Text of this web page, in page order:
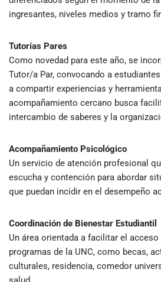
ingresantes, niveles medios y tramo
Tutorías Pares
Como novedad para este año, se
Tutor/a Par, convocando a
a compartir experiencias y
acompañamiento cercano busca
intercambio de saberes y la
Acompañamiento Psicológico
Un servicio de atención profesional
escucha y contención para abordar
que puedan incidir en el desempeño
Coordinación de Bienestar Estudiantil
Un área orientada a facilitar el
programas de la UNC, como becas,
culturales, residencia, comedor